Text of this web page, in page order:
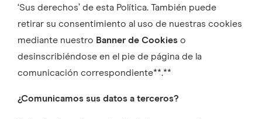
‘Sus derechos’ de esta Política. También puede
retirar su consentimiento al uso de nuestras cookies
mediante nuestro Banner de Cookieso
desinscribiéndose en el pie de página de la
comunicación correspondiente**.**
¿Comunicamos sus datos a terceros?